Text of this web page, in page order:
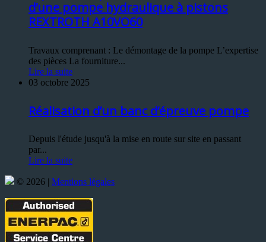
d’une pompe hydraulique à pistons
REXTROTH A10VO60
Travaux comprenant : Le démontage de la pompe L’expertise
des pièces La fourniture...
Lire la suite
03 octobre 2025
Réalisation d’un banc d’épreuve pompe
Depuis l'étude jusqu'à la mise en route sur site en passant
par...
Lire la suite
© 2026 | Mentions légales